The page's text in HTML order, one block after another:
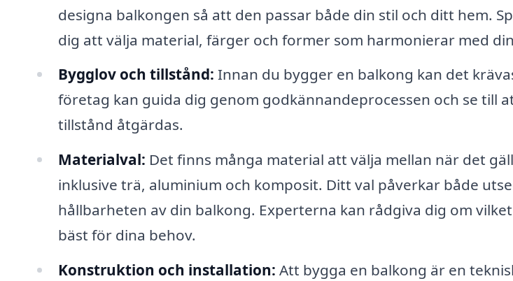
designa balkongen så att den passar både din stil och ditt hem.
dig att välja material, färger och former som harmonierar med
Bygglov och tillstånd: Innan du bygger en balkong kan det
företag kan guida dig genom godkännandeprocessen och se till
tillstånd åtgärdas.
Materialval: Det finns många material att välja mellan när det
inklusive trä, aluminium och komposit. Ditt val påverkar både
hållbarheten av din balkong. Experterna kan rådgiva dig om
bäst för dina behov.
Konstruktion och installation: Att bygga en balkong är en